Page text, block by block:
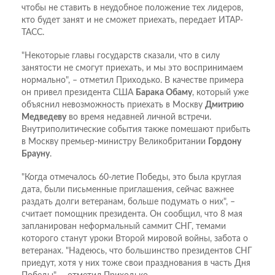
чтобы не ставить в неудобное положение тех лидеров,
кто будет занят и не сможет приехать, передает ИТАР-
ТАСС.
"Некоторые главы государств сказали, что в силу
занятости не смогут приехать, и мы это воспринимаем
нормально", – отметил Приходько. В качестве примера
он привел президента США Барака Обаму, который уже
объяснил невозможность приехать в Москву Дмитрию
Медведевуво время недавней личной встречи.
Внутриполитические события также помешают прибыть
в Москву премьер-министру Великобритании
Гордону
Брауну.
"Когда отмечалось 60-летие Победы, это была круглая
дата, были письменные приглашения, сейчас важнее
раздать долги ветеранам, больше подумать о них", –
считает помощник президента. Он сообщил, что 8 мая
запланирован неформальный саммит СНГ, темами
которого станут уроки Второй мировой войны, забота о
ветеранах. "Надеюсь, что большинство президентов СНГ
приедут, хотя у них тоже свои празднования в часть Дня